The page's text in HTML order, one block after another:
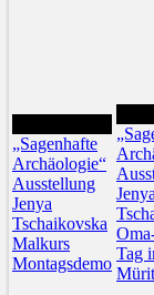
„Sagenhafte
Archäologie“
Ausstellung
Jenya
Tschaikovska
Malkurs
Montagsdemo
Jenya
Tag